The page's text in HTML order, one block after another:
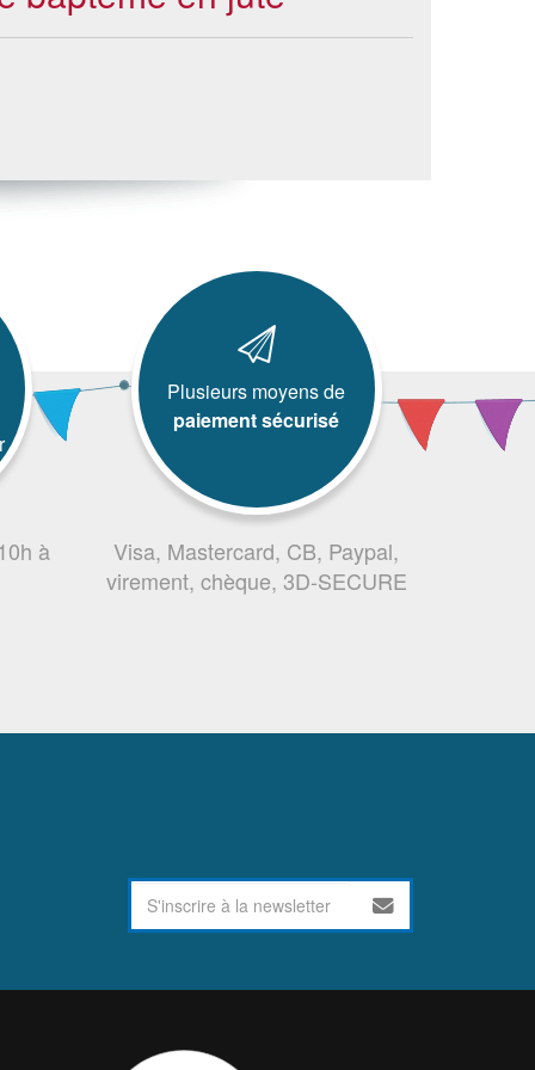
à
Plusieurs moyens de
paiement sécurisé
Visa, Mastercard, CB, Paypal,
virement, chèque, 3D-SECURE